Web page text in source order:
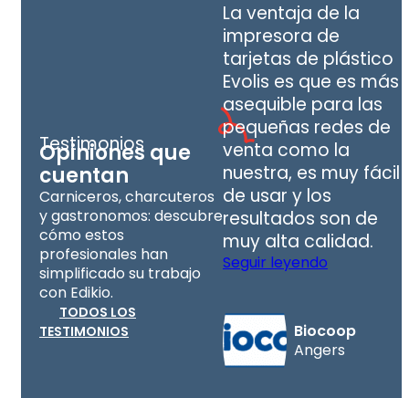
Testimonios
Opiniones que
cuentan
Carniceros, charcuteros
y gastronomos: descubre
cómo estos
profesionales han
simplificado su trabajo
con Edikio.
TODOS LOS
TESTIMONIOS
La ventaja de la
impresora de
tarjetas de plástico
Evolis es que es más
asequible para las
pequeñas redes de
venta como la
nuestra, es muy fácil
de usar y los
resultados son de
muy alta calidad.
Seguir leyendo
Biocoop
Angers